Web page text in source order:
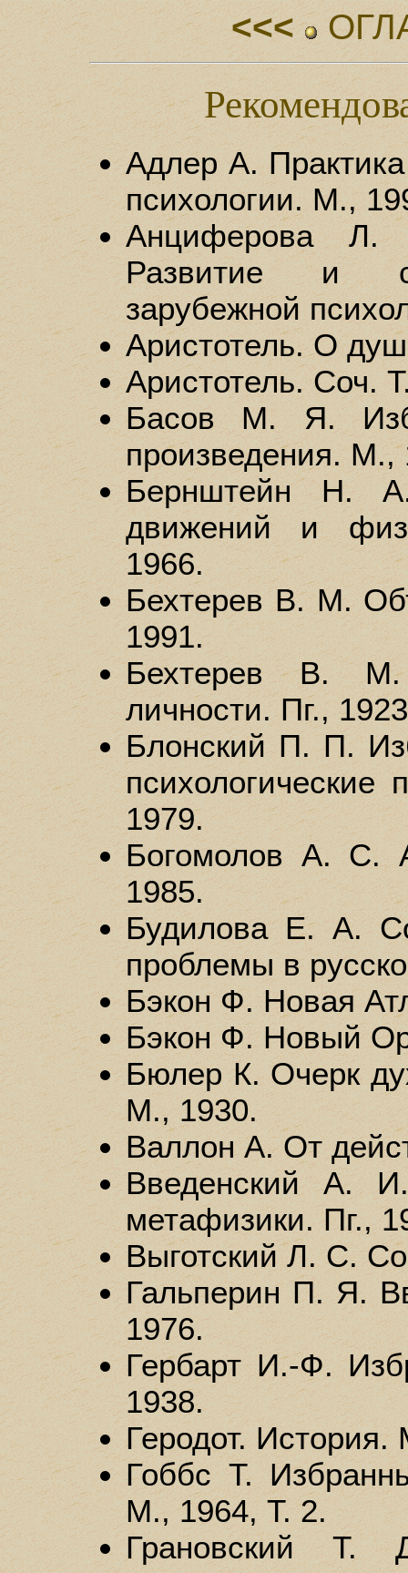
<<<
Адлер А.
психологии. М.,
Анциферова
Развитие и
зарубежной
Аристотель. О
Аристотель. Соч.
Басов М. Я.
произведения. М.,
Бернштейн Н.
движений и
1966.
Бехтерев В. М.
1991.
Бехтерев В. М.
личности. Пг.,
Блонский П. П.
1979.
Богомолов А. С.
1985.
Будилова Е. А.
проблемы в
Бэкон Ф. Новая
Бэкон Ф. Новый
Бюлер К. Очерк
М., 1930.
Валлон А. От
Введенский А.
метафизики. Пг.,
Выготский Л. С.
Гальперин П. Я.
1976.
Гербарт И.-Ф.
1938.
Геродот. История.
Гоббс Т.
М., 1964, Т. 2.
Грановский Т.